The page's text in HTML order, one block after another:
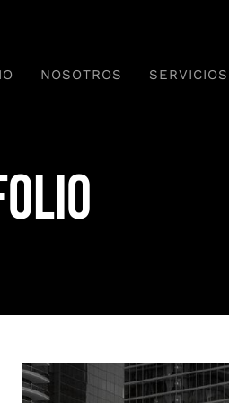
NOSOTROS SERVICIOS